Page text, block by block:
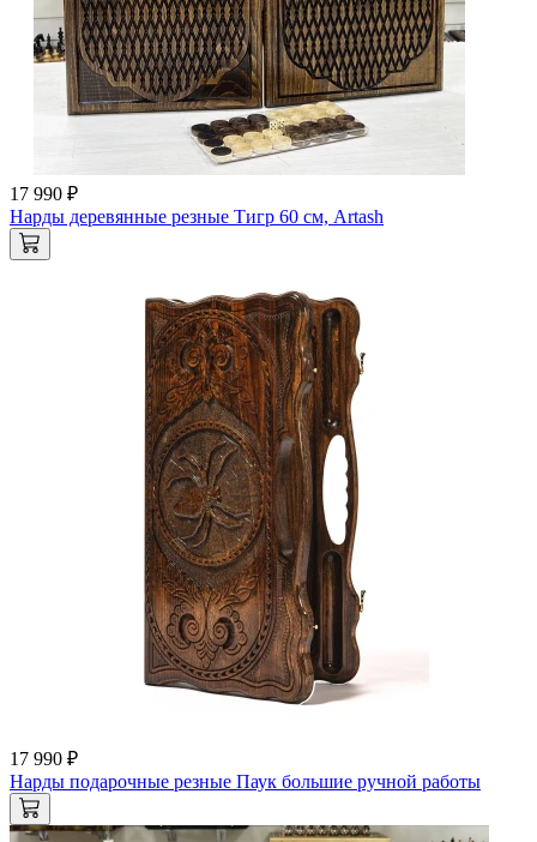
17 990 ₽
Нарды деревянные резные Тигр 60 см, Artash
17 990 ₽
Нарды подарочные резные Паук большие ручной работы